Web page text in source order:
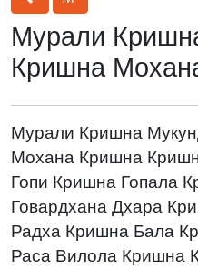
Мурали
Кришна
Мурали Кришна
Мохана Кришна
Гопи Кришна Гопала
Говардхана Дхара
Радха Кришна Бала
Раса Вилола Кришна